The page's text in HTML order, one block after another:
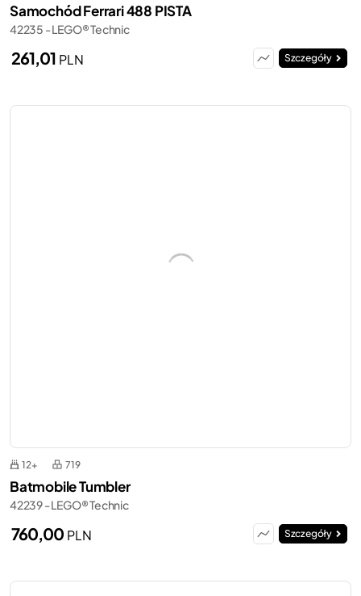
Samochód Ferrari 488 PISTA
42235 - LEGO® Technic
261,01 PLN Szczegóły
12+ 719
Batmobile Tumbler
42239 - LEGO® Technic
760,00 PLN Szczegóły